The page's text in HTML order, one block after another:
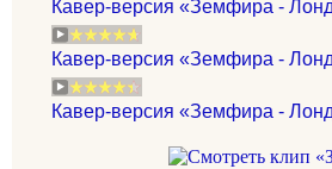
Кавер-версия «Земфира -
Кавер-версия «Земфира -
Кавер-версия «Земфира -